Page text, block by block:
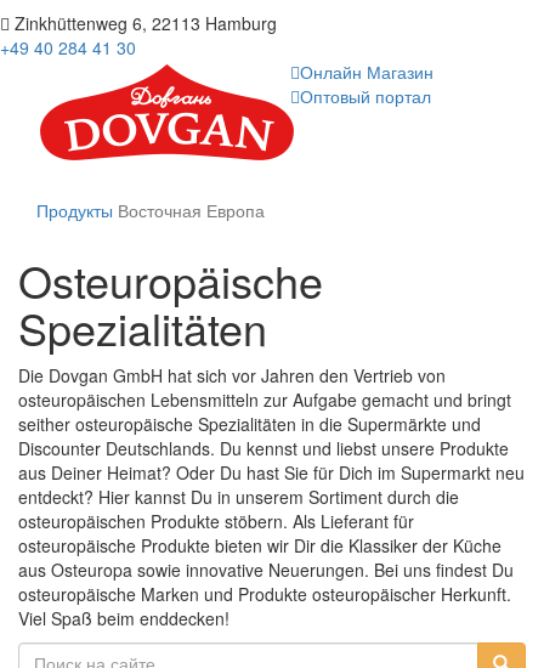
Zinkhüttenweg 6, 22113 Hamburg
+49 40 284 41 30
Онлайн Магазин
Оптовый портал
Продукты Восточная Европа
Osteuropäische
Spezialitäten
Die Dovgan GmbH hat sich vor Jahren den Vertrieb von
osteuropäischen Lebensmitteln zur Aufgabe gemacht und bringt
seither osteuropäische Spezialitäten in die Supermärkte und
Discounter Deutschlands. Du kennst und liebst unsere Produkte
aus Deiner Heimat? Oder Du hast Sie für Dich im Supermarkt neu
entdeckt? Hier kannst Du in unserem Sortiment durch die
osteuropäischen Produkte stöbern. Als Lieferant für
osteuropäische Produkte bieten wir Dir die Klassiker der Küche
aus Osteuropa sowie innovative Neuerungen. Bei uns findest Du
osteuropäische Marken und Produkte osteuropäischer Herkunft.
Viel Spaß beim enddecken!